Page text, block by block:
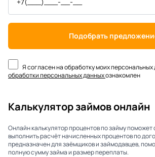
Подобрать
Я согласен на обработку моих персональных
обработки персональных данныхознакомлен
Калькулятор займов онлайн
Онлайн калькулятор процентов по займу
выполнить расчёт начисленных процентов по
предназначен для заёмщиков и займодавцев,
полную сумму займа и размер переплаты.